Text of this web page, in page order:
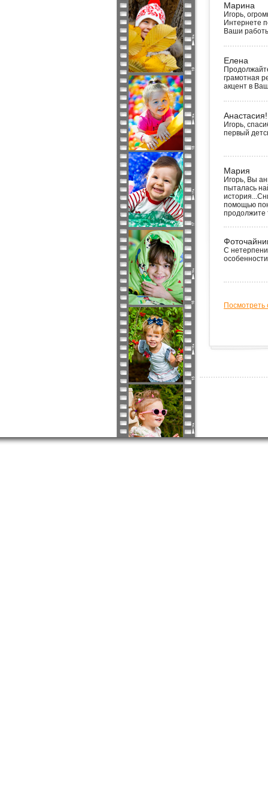
Марина
Игорь,
Интернете
Ваши
Елена
грамотная
акцент в
Анастасия!
Игорь,
первый
Мария
Игорь, Вы
пыталась
помощью
продолжите
С
Посмотреть